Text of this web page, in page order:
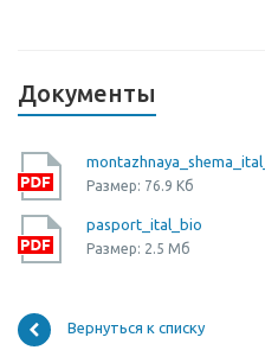
Документы
Размер: 76.9 Кб
pasport_ital_bio
Размер: 2.5 Мб
Вернуться к списку